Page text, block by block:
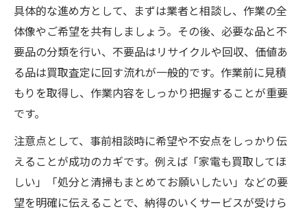
具体的な進め方として、まずは業者と相談し、作業の全
体像やご希望を共有しましょう。その後、必要な品と不
要品の分類を行い、不要品はリサイクルや回収、価値あ
る品は買取査定に回す流れが一般的です。作業前に見積
もりを取得し、作業内容をしっかり把握することが重要
です。
注意点として、事前相談時に希望や不安点をしっかり伝
えることが成功のカギです。例えば「家電も買取してほ
しい」「処分と清掃もまとめてお願いしたい」などの要
望を明確に伝えることで、納得のいくサービスが受けら